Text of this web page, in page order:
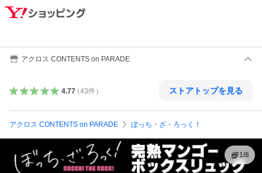
アクロス CONTENTS on PARADE
4.77（43件） ストアトップを見る
アクロス CONTENTS on PARADE ぼっち・ざ・ろっく！
1/8